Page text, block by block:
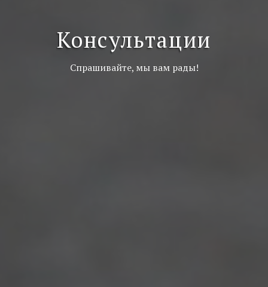
Консультации
Спрашивайте, мы вам рады!